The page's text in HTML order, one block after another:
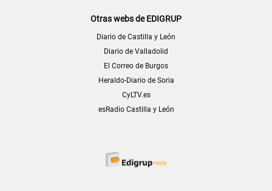
Otras webs de EDIGRUP
Diario de Castilla y León
Diario de Valladolid
El Correo de Burgos
Heraldo-Diario de Soria
CyLTV.es
esRadio Castilla y León